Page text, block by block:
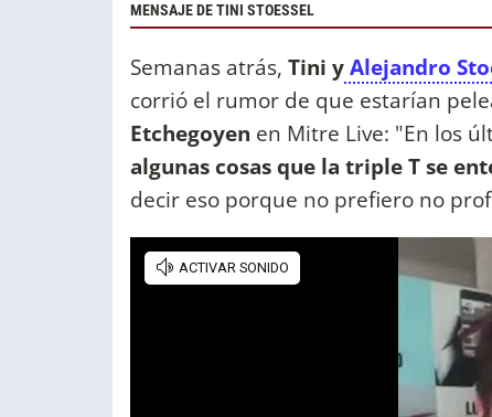
MENSAJE DE TINI STOESSEL
Semanas atrás, Tini yAlejandro
corrió el rumor de que estarían
Etchegoyen en Mitre Live: "En los
algunas cosas que la triple T se
decir eso porque no prefiero no